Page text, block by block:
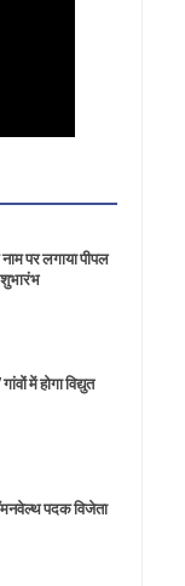
पर लगाया पीपल
में होगा विद्युत
पदक विजेता